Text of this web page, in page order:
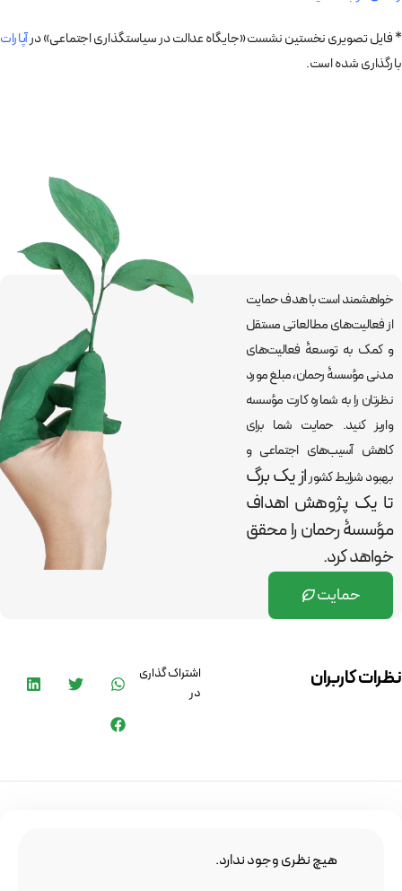
* فایل تصویری نخستین نشست «جایگاه عدالت در سیاستگذاری اجتماعی» درآپارات
بارگذاری شده است.
خواهشمند است با هدف حمایت
از فعالیت‌های مطالعاتی مستقل
و کمک به توسعۀ فعالیت‌های
مدنی مؤسسۀ رحمان، مبلغ مورد
نظرتان را به شماره کارت مؤسسه
واریز کنید. حمایت شما برای
کاهش آسیب‌های اجتماعی و
بهبود شرایط کشوراز یک برگ
تا یک پژوهش اهداف
مؤسسۀ رحمان رامحقق
خواهد کرد.
حمایت
نظرات کاربران
اشتراک گذاری
در
هیچ نظری وجود ندارد.